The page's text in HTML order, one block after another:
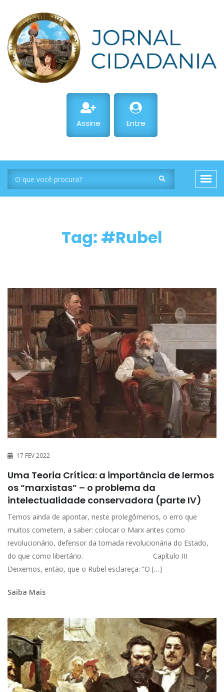
Assine Entre
Tag: #Rubel
17 FEV 2022
Uma Teoria Crítica: a importância de lermos
os “marxistas” – o problema da
intelectualidade conservadora (parte IV)
Temos ainda de apontar, neste prolegômenos, o erro que
muitos cometem, a saber: colocar o Marx antes como
revolucionário, defensor da tomada revolucionária do Estado,
do que como libertário. Capítulo III
Deixemos, então, que o Rubel esclareça: “O […]
Saiba Mais